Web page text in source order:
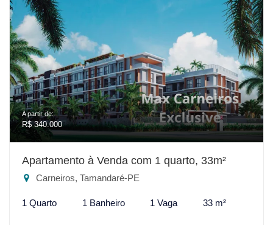
A partir de:
R$ 340.000
Apartamento à Venda com 1 quarto, 33m²
Carneiros, Tamandaré-PE
1 Quarto 1 Banheiro 1 Vaga 33 m²